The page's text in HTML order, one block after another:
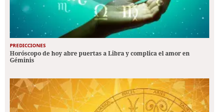
PREDICCIONES
Horóscopo de hoy abre puertas a Libra y complica el amor en
Géminis